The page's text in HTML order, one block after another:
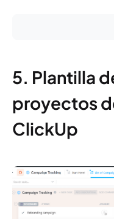
5. Plantilla
proyectos
ClickUp